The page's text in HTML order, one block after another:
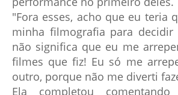
"Fora esses, acho que eu teria
minha filmografia para decidir
não significa que eu me
filmes que fiz! Eu só me
outro, porque não me diverti
Ela completou